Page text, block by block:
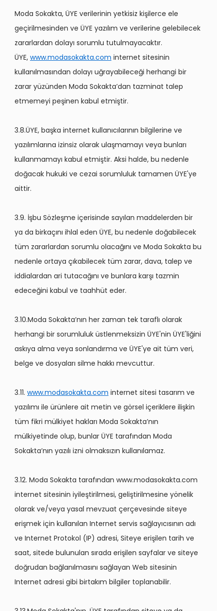
Moda Sokakta, ÜYE verilerinin yetkisiz kişilerce ele
geçirilmesinden ve ÜYE yazılım ve verilerine gelebilecek
zararlardan dolayı sorumlu tutulmayacaktır.
ÜYE, www.modasokakta.com internet sitesinin
kullanılmasından dolayı uğrayabileceği herhangi bir
zarar yüzünden Moda Sokakta’dan tazminat talep
etmemeyi peşinen kabul etmiştir.
3.8.ÜYE, başka internet kullanıcılarının bilgilerine ve
yazılımlarına izinsiz olarak ulaşmamayı veya bunları
kullanmamayı kabul etmiştir. Aksi halde, bu nedenle
doğacak hukuki ve cezai sorumluluk tamamen ÜYE'ye
aittir.
3.9. İşbu Sözleşme içerisinde sayılan maddelerden bir
ya da birkaçını ihlal eden ÜYE, bu nedenle doğabilecek
tüm zararlardan sorumlu olacağını ve Moda Sokakta bu
nedenle ortaya çıkabilecek tüm zarar, dava, talep ve
iddialardan ari tutacağını ve bunlara karşı tazmin
edeceğini kabul ve taahhüt eder.
3.10.Moda Sokakta’nın her zaman tek taraflı olarak
herhangi bir sorumluluk üstlenmeksizin ÜYE'nin ÜYE'liğini
askıya alma veya sonlandırma ve ÜYE'ye ait tüm veri,
belge ve dosyaları silme hakkı mevcuttur.
3.11. www.modasokakta.com internet sitesi tasarım ve
yazılımı ile ürünlere ait metin ve görsel içeriklere ilişkin
tüm fikri mülkiyet hakları Moda Sokakta’nın
mülkiyetinde olup, bunlar ÜYE tarafından Moda
Sokakta’nın yazılı izni olmaksızın kullanılamaz.
3.12. Moda Sokakta tarafından www.modasokakta.com
internet sitesinin iyileştirilmesi, geliştirilmesine yönelik
olarak ve/veya yasal mevzuat çerçevesinde siteye
erişmek için kullanılan Internet servis sağlayıcısının adı
ve Internet Protokol (IP) adresi, Siteye erişilen tarih ve
saat, sitede bulunulan sırada erişilen sayfalar ve siteye
doğrudan bağlanılmasını sağlayan Web sitesinin
Internet adresi gibi birtakım bilgiler toplanabilir.